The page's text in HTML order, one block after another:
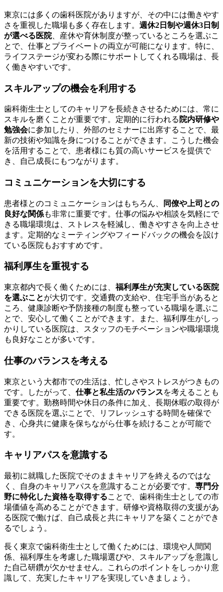
東京には多くの歯科医院がありますが、その中には働きやす
さを重視した職場も多く存在します。 週休2日制や週休3日制
が選べる医院、産休や育休制度が整っているところを選ぶこ
とで、仕事とプライベートの両立が可能になります。特に、
ライフステージが変わる際にサポートしてくれる職場は、長
く働きやすいです。
スキルアップの機会を利用する
歯科衛生士としてのキャリアを長続きさせるためには、常に
スキルを磨くことが重要です。定期的に行われる 院内研修や
勉強会に参加したり、外部のセミナーに出席することで、最
新の技術や知識を身につけることができます。こうした機会
を活用することで、患者様にも質の高いサービスを提供で
き、自己成長にもつながります。
コミュニケーションを大切にする
患者様とのコミュニケーションはもちろん、
同僚や上司との
良好な関係も非常に重要です。仕事の悩みや相談を気軽にで
きる職場環境は、ストレスを軽減し、働きやすさを向上させ
ます。定期的なミーティングやフィードバックの機会を設け
ている医院もおすすめです。
福利厚生を重視する
東京都内で長く働くためには、福利厚生が充実している医院
を選ぶことが大切です。交通費の支給や、住宅手当があると
ころ、健康診断や予防接種の制度も整っている職場を選ぶこ
とで、安心して働くことができます。また、福利厚生がしっ
かりしている医院は、スタッフのモチベーションや職場環境
も良好なことが多いです。
仕事のバランスを考える
東京という大都市での生活は、忙しさやストレスがつきもの
です。したがって、 仕事と私生活のバランスを考えることも
重要です。勤務時間や休日の条件に加え、長期休暇の取得が
できる医院を選ぶことで、リフレッシュする時間を確保で
き、心身共に健康を保ちながら仕事を続けることが可能で
す。
キャリアパスを意識する
最初に就職した医院でそのままキャリアを終えるのではな
く、自身のキャリアパスを意識することが必要です。 専門分
野に特化した資格を取得することで、歯科衛生士としての市
場価値を高めることができます。研修や資格取得の支援があ
る医院で働けば、自己成長と共にキャリアを築くことができ
るでしょう。
長く東京で歯科衛生士として働くためには、環境や人間関
係、福利厚生を考慮した職場選びや、スキルアップを意識し
た自己研鑽が欠かせません。これらのポイントをしっかり意
識して、充実したキャリアを実現していきましょう。